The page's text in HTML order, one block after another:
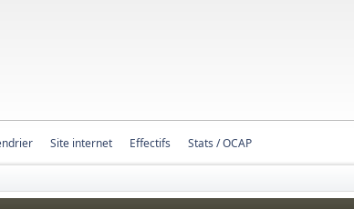
Site internet Effectifs Stats / OCAP